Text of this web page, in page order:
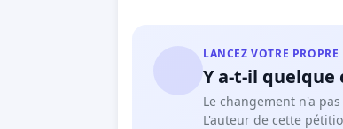
LANCEZ VOTRE
Y a-t-il quelque
Le changement n'a
L'auteur de cette